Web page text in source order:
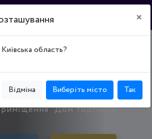
МАГАЗИН
ТОВАРИ"
обл., Кривий Ріг,
н, вул. Володимира Терещенка,
"Дом торговли"
×
область?
Відміна Виберіть місто Так